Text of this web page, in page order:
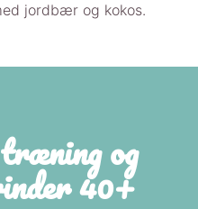
jordbær og kokos.
og
40+